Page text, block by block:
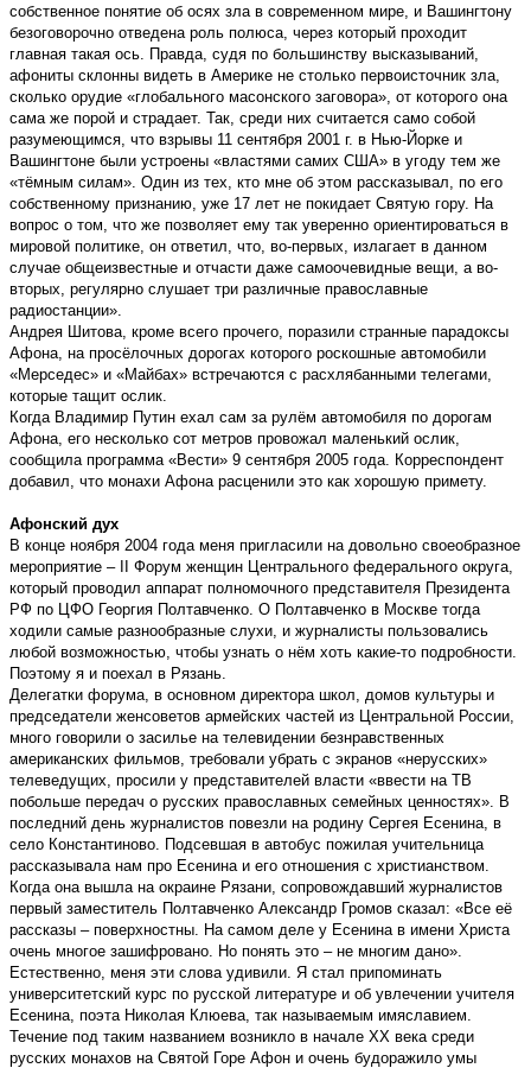
собственное понятие об осях зла в современном мире, и Вашингтону
безоговорочно отведена роль полюса, через который проходит
главная такая ось. Правда, судя по большинству высказываний,
афониты склонны видеть в Америке не столько первоисточник зла,
сколько орудие «глобального масонского заговора», от которого она
сама же порой и страдает. Так, среди них считается само собой
разумеющимся, что взрывы 11 сентября 2001 г. в Нью-Йорке и
Вашингтоне были устроены «властями самих США» в угоду тем же
«тёмным силам». Один из тех, кто мне об этом рассказывал, по его
собственному признанию, уже 17 лет не покидает Святую гору. На
вопрос о том, что же позволяет ему так уверенно ориентироваться в
мировой политике, он ответил, что, во-первых, излагает в данном
случае общеизвестные и отчасти даже самоочевидные вещи, а во-
вторых, регулярно слушает три различные православные
радиостанции».
Андрея Шитова, кроме всего прочего, поразили странные парадоксы
Афона, на просёлочных дорогах которого роскошные автомобили
«Мерседес» и «Майбах» встречаются с расхлябанными телегами,
которые тащит ослик.
Когда Владимир Путин ехал сам за рулём автомобиля по дорогам
Афона, его несколько сот метров провожал маленький ослик,
сообщила программа «Вести» 9 сентября 2005 года. Корреспондент
добавил, что монахи Афона расценили это как хорошую примету.
Афонский дух
В конце ноября 2004 года меня пригласили на довольно своеобразное
мероприятие – II Форум женщин Центрального федерального округа,
который проводил аппарат полномочного представителя Президента
РФ по ЦФО Георгия Полтавченко. О Полтавченко в Москве тогда
ходили самые разнообразные слухи, и журналисты пользовались
любой возможностью, чтобы узнать о нём хоть какие-то подробности.
Поэтому я и поехал в Рязань.
Делегатки форума, в основном директора школ, домов культуры и
председатели женсоветов армейских частей из Центральной России,
много говорили о засилье на телевидении безнравственных
американских фильмов, требовали убрать с экранов «нерусских»
телеведущих, просили у представителей власти «ввести на ТВ
побольше передач о русских православных семейных ценностях». В
последний день журналистов повезли на родину Сергея Есенина, в
село Константиново. Подсевшая в автобус пожилая учительница
рассказывала нам про Есенина и его отношения с христианством.
Когда она вышла на окраине Рязани, сопровождавший журналистов
первый заместитель Полтавченко Александр Громов сказал: «Все её
рассказы – поверхностны. На самом деле у Есенина в имени Христа
очень многое зашифровано. Но понять это – не многим дано».
Естественно, меня эти слова удивили. Я стал припоминать
университетский курс по русской литературе и об увлечении учителя
Есенина, поэта Николая Клюева, так называемым имяславием.
Течение под таким названием возникло в начале XX века среди
русских монахов на Святой Горе Афон и очень будоражило умы